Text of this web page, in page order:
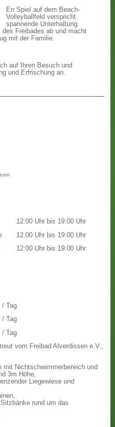
En Spiel auf dem Beach-
Volleyballfeld verspricht
spannende Unterhaltung.
des Freibades ab und macht
mit der Familie.
auf Ihren Besuch und
und Erfrischung an.
12:00 Uhr bis 19:00 Uhr
12:00 Uhr bis 19:00 Uhr
12:00 Uhr bis 19:00 Uhr
/ Tag
/ Tag
/ Tag
vom Freibad Alverdissen e.V.,
mit Nichtschwimmerbereich und
3m Höhe,
Liegewiese und
rund um das